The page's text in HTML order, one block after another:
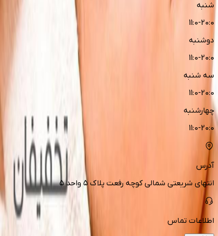
شنبه
11:0-20:0
دوشنبه
11:0-20:0
سه شنبه
11:0-20:0
چهارشنبه
11:0-20:0
آدرس
انتهای شریعتی شمالی کوچه رفعت پلاک ۵ واحد ۵
اطلاعات تماس